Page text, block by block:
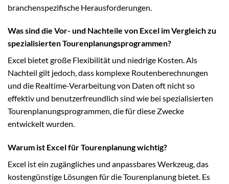
branchenspezifische Herausforderungen.
Was sind die Vor- und Nachteile von Excel im Vergleich zu
spezialisierten Tourenplanungsprogrammen?
Excel bietet große Flexibilität und niedrige Kosten. Als
Nachteil gilt jedoch, dass komplexe Routenberechnungen
und die Realtime-Verarbeitung von Daten oft nicht so
effektiv und benutzerfreundlich sind wie bei spezialisierten
Tourenplanungsprogrammen, die für diese Zwecke
entwickelt wurden.
Warum ist Excel für Tourenplanung wichtig?
Excel ist ein zugängliches und anpassbares Werkzeug, das
kostengünstige Lösungen für die Tourenplanung bietet. Es